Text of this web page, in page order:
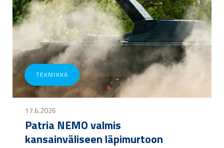
TEKNIIKKA
17.6.2026
Patria NEMO valmis
kansainväliseen läpimurtoon